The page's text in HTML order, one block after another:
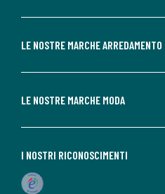
LE NOSTRE MARCHE ARREDAMENTO
LE NOSTRE MARCHE MODA
I NOSTRI RICONOSCIMENTI